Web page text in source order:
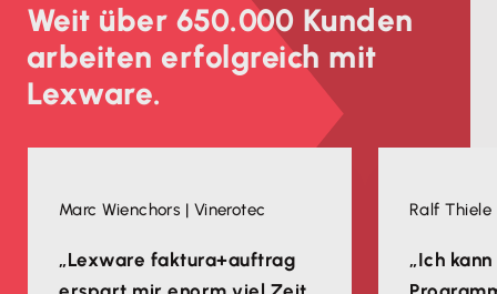
Weit über 650.000 Kunden
arbeiten erfolgreich mit
Lexware.
Marc Wienchors | Vinerotec
„Lexware faktura+auftrag
Ralf Thiele
„Ich